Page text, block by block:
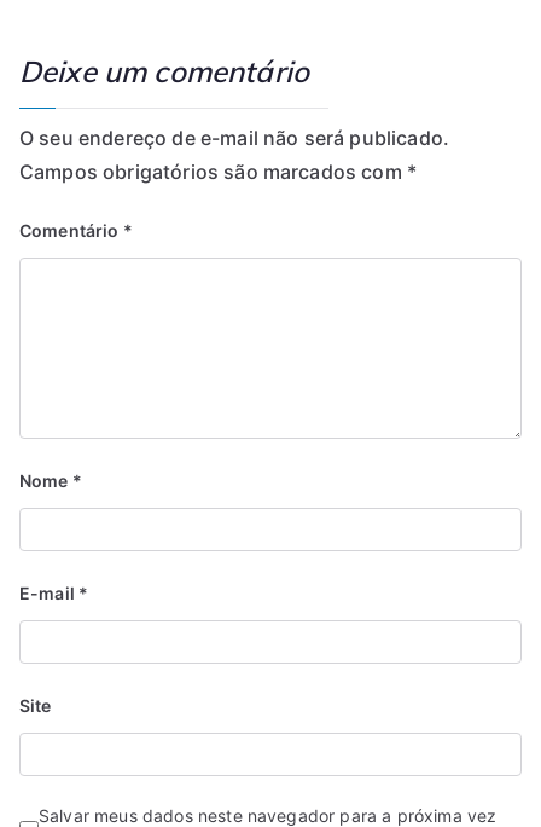
Deixe um comentário
O seu endereço de e-mail não será publicado.
Campos obrigatórios são marcados com *
Comentário *
Nome *
E-mail *
Site
Salvar meus dados neste navegador para a próxima vez